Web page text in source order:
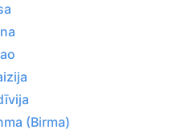
(Birma)